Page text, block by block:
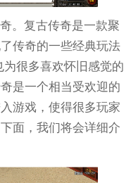
。复古传奇是一款聚
传奇的一些经典玩法
很多喜欢怀旧感觉的
是一个相当受欢迎的
游戏，使得很多玩家
面，我们将会详细介